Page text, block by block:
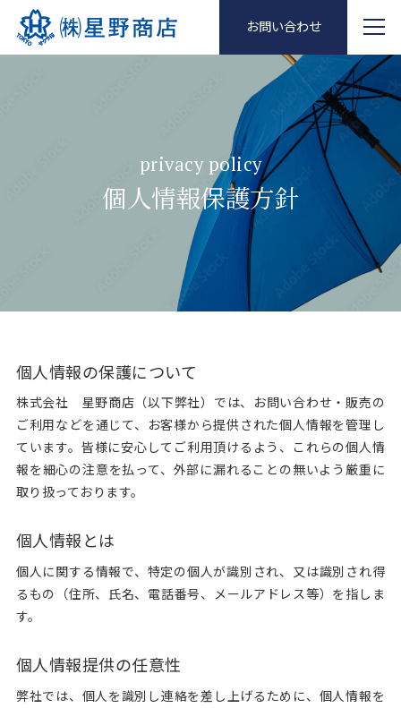
お問い合わせ
privacy policy
個人情報保護方針
個人情報の保護について
株式会社 星野商店（以下弊社）では、お問い合わせ・販売の
ご利用などを通じて、お客様から提供された個人情報を管理し
ています。皆様に安心してご利用頂けるよう、これらの個人情
報を細心の注意を払って、外部に漏れることの無いよう厳重に
取り扱っております。
個人情報とは
個人に関する情報で、特定の個人が識別され、又は識別され得
るもの（住所、氏名、電話番号、メールアドレス等）を指しま
す。
個人情報提供の任意性
弊社では、個人を識別し連絡を差し上げるために、個人情報を